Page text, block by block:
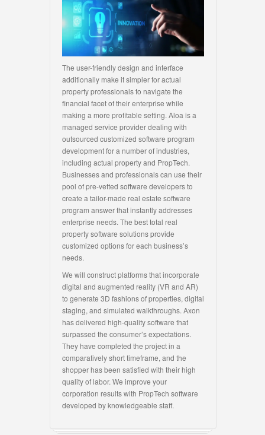
The user-friendly design and interface
additionally make it simpler for actual
property professionals to navigate the
financial facet of their enterprise while
making a more profitable setting. Aloa is a
managed service provider dealing with
outsourced customized software program
development for a number of industries,
including actual property and PropTech.
Businesses and professionals can use their
pool of pre-vetted software developers to
create a tailor-made real estate software
program answer that instantly addresses
enterprise needs. The best total real
property software solutions provide
customized options for each business’s
needs.
We will construct platforms that incorporate
digital and augmented reality (VR and AR)
to generate 3D fashions of properties, digital
staging, and simulated walkthroughs. Axon
has delivered high-quality software that
surpassed the consumer’s expectations.
They have completed the project in a
comparatively short timeframe, and the
shopper has been satisfied with their high
quality of labor. We improve your
corporation results with PropTech software
developed by knowledgeable staff.